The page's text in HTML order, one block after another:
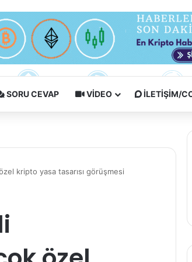
SORU CEVAP VIDEO İLETIŞIM/
kripto yasa tasarısı görüşmesi